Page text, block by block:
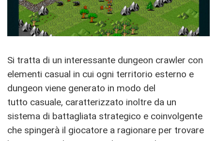
Si tratta di un interessante dungeon crawler con
elementi casual in cui ogni territorio esterno e
dungeon viene generato in modo del
tutto casuale, caratterizzato inoltre da un
sistema di battagliata strategico e coinvolgente
che spingerà il giocatore a ragionare per trovare